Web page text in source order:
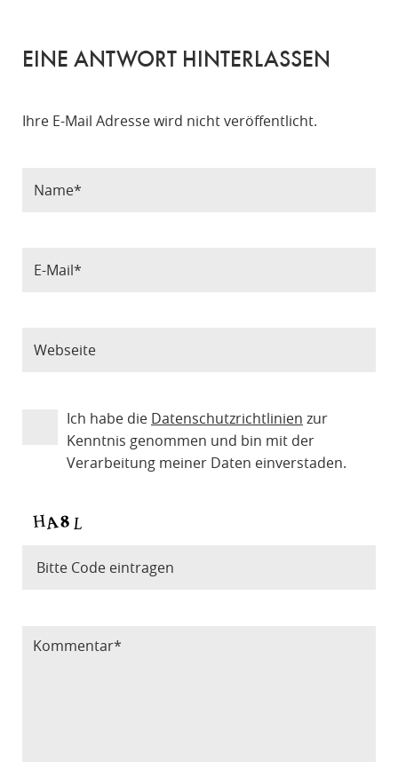
EINE ANTWORT HINTERLASSEN
Ihre E-Mail Adresse wird nicht veröffentlicht.
Ich habe die Datenschutzrichtlinien zur
Kenntnis genommen und bin mit der
Verarbeitung meiner Daten einverstaden.